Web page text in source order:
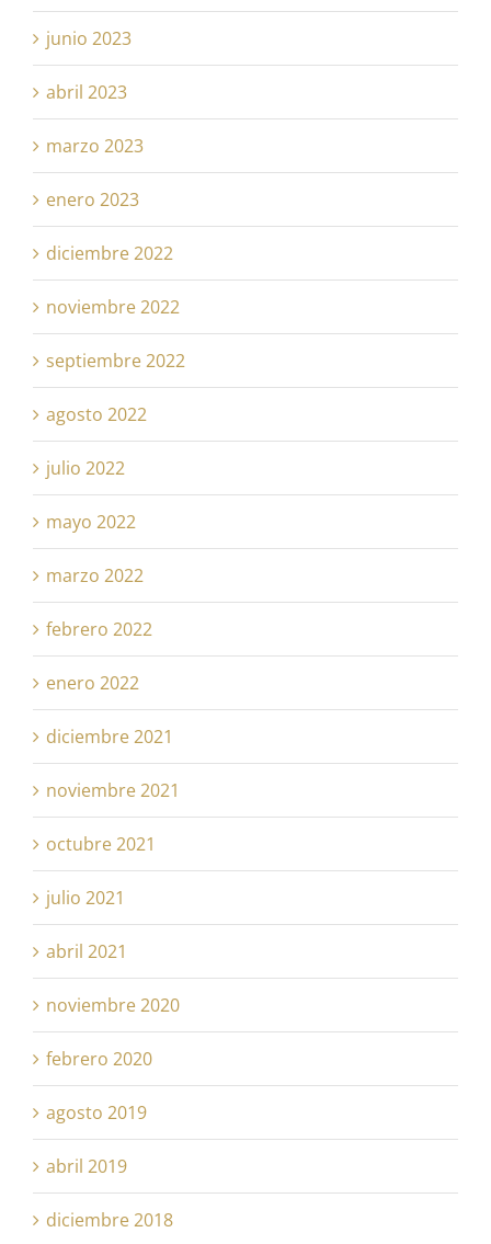
junio 2023
abril 2023
marzo 2023
enero 2023
diciembre 2022
noviembre 2022
septiembre 2022
agosto 2022
julio 2022
mayo 2022
marzo 2022
febrero 2022
enero 2022
diciembre 2021
noviembre 2021
octubre 2021
julio 2021
abril 2021
noviembre 2020
febrero 2020
agosto 2019
abril 2019
diciembre 2018